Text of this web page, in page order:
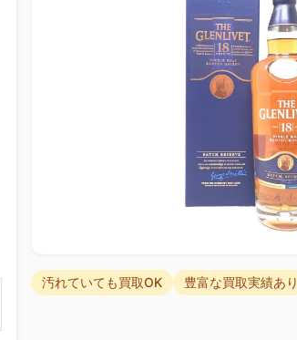
汚れていても買取OK 豊富な買取実績あり